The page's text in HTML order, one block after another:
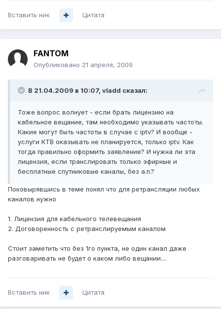
Вставить ник Цитата
FANTOM
Опубликовано 21 апреля, 2009
В 21.04.2009 в 10:07, vladd сказал:
Тоже вопрос волнует - если брать лицензию на
кабельное вещание, там необходимо указывать частоты.
Какие могут быть частоты в случае с iptv? И вообще -
услуги КТВ оказывать не планируется, только iptv. Как
тогда правильно оформить заявление? И нужна ли эта
лицензия, если транслировать только эфирные и
бесплатные спутниковые каналы, без а.п.?
Поковырявшись в теме понял что для ретрансляции любых
каналов нужно
1. Лицензия для кабельного телевещания
2. Договоренность с ретранслируемым каналом
Стоит заметить что без 1го пункта, не один канал даже
разговаривать не будет о каком либо вещании....
Вставить ник Цитата